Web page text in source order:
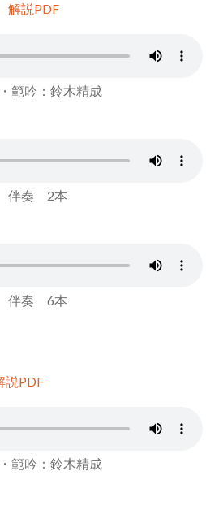
解説PDF
範吟：鈴木精成
伴奏 2本
伴奏 6本
説PDF
範吟：鈴木精成